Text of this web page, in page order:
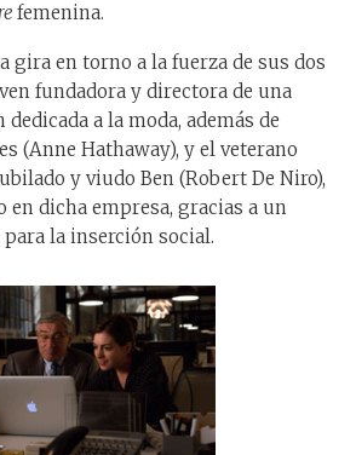
femenina.
gira en torno a la fuerza de sus dos
fundadora y directora de una
a la moda, además de
(Anne Hathaway), y el veterano
y viudo Ben (Robert De Niro),
en dicha empresa, gracias a un
la inserción social.